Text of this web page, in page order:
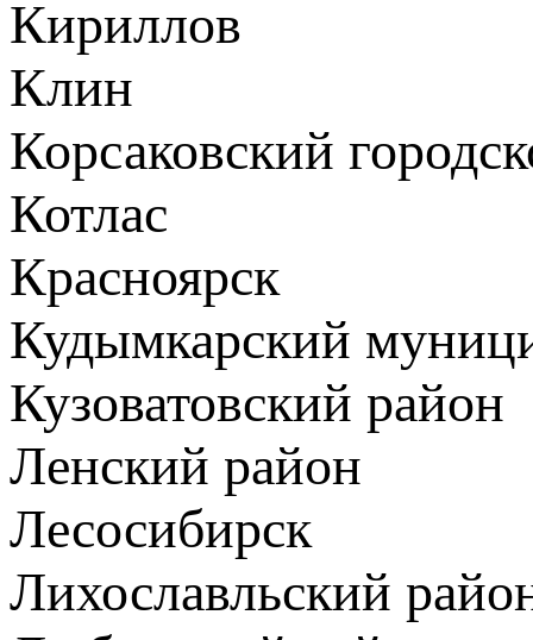
Кириллов
Клин
Корсаковский
Котлас
Красноярск
Кудымкарский
Кузоватовский район
Ленский район
Лесосибирск
Лихославльский